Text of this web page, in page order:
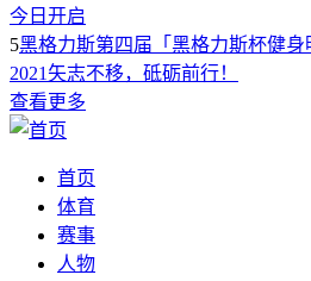
今日开启
5黑格力斯第四届「黑格力斯杯健身
2021矢志不移，砥砺前行！
查看更多
首页
体育
赛事
人物